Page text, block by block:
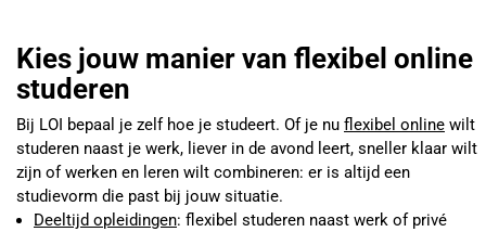
Kies jouw manier van flexibel online
studeren
Bij LOI bepaal je zelf hoe je studeert. Of je nu flexibel online wilt
studeren naast je werk, liever in de avond leert, sneller klaar wilt
zijn of werken en leren wilt combineren: er is altijd een
studievorm die past bij jouw situatie.
Deeltijd opleidingen: flexibel studeren naast werk of privé